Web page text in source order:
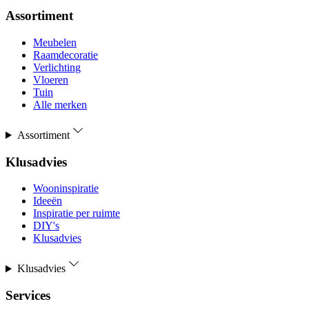
Assortiment
Meubelen
Raamdecoratie
Verlichting
Vloeren
Tuin
Alle merken
Assortiment
Klusadvies
Wooninspiratie
Ideeën
Inspiratie per ruimte
DIY's
Klusadvies
Klusadvies
Services